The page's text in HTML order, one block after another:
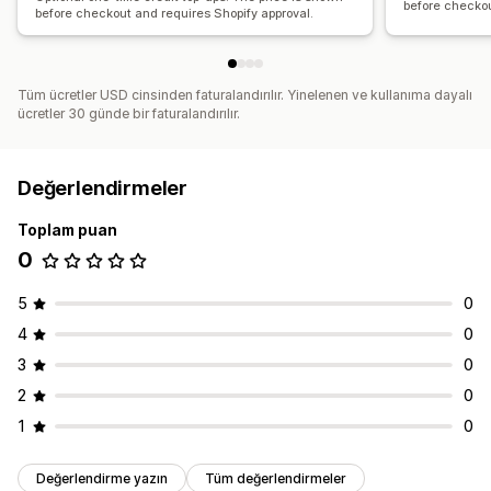
before checkout and requires Shopify approval.
before
Tüm ücretler USD cinsinden faturalandırılır. Yinelenen ve kullanıma dayalı
ücretler 30 günde bir faturalandırılır.
Değerlendirmeler
Toplam puan
0
5
0
4
0
3
0
2
0
1
0
Değerlendirme yazın Tüm değerlendirmeler